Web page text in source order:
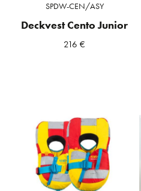
SPDW-CEN/ASY
Deckvest Cento Junior
216€